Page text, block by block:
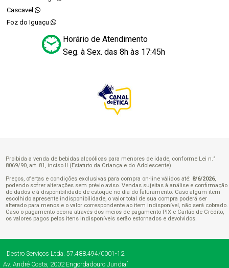
Cascavel
Foz do Iguaçu
Horário de Atendimento
Seg. à Sex. das 8h às 17:45h
Proibida a venda de bebidas alcoólicas para menores de idade, conforme Lei n.°
8069/90, art. 81, inciso II (Estatuto da Criança e do Adolescente).
Preços, ofertas e condições exclusivas para compra on-line válidos até: 8/6/2026,
podendo sofrer alterações sem prévio aviso. Vendas sujeitas à análise e confirmação
de dados e à disponibilidade de estoque no dia do faturamento. Caso algum item
escolhido apresente indisponibilidade, o valor total de sua compra poderá ser
alterado para menos e o valor correspondente ao item indisponível, não será cobrado.
Caso o pagamento ocorra através dos meios de pagamento PIX e Cartão de Crédito,
os valores pagos pelos itens indisponíveis serão estornados e devolvidos.
Destro Serviços Ltda. 57.488.494/0001-12
Av. André Costa, 2002 Engordadouro Jundiaí